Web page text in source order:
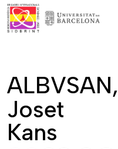
ALBVSAN,
Joset
Kans